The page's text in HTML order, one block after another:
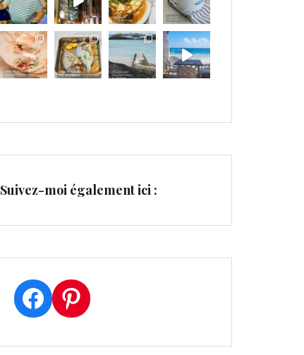
Suivez-moi également ici :
Facebook
Pinterest